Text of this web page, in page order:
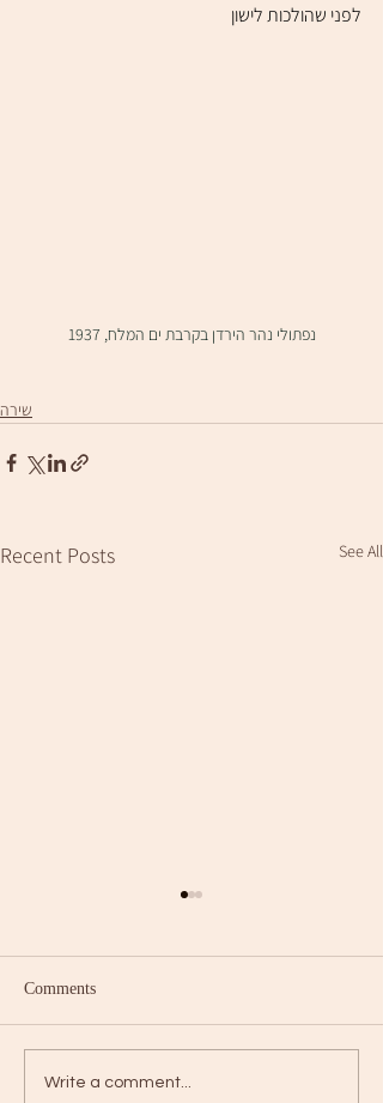
לפני שהולכות לישון
נפתולי נהר הירדן בקרבת ים המלח, 1937
שירה
Recent Posts See All
משלמת העולם הראשונה
Comments
Write a comment...